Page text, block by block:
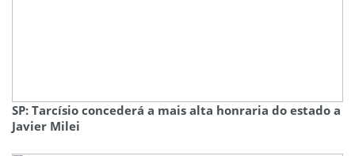
SP: Tarcísio concederá a mais alta honraria do estado a
Javier Milei